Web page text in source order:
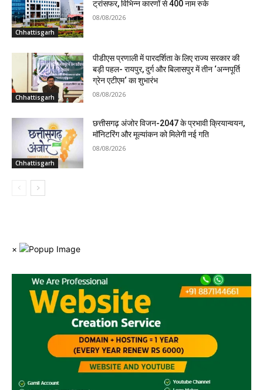
Chhattisgarh
ट्रांसफर, विभिन्न कारणों से 400 नाम रुके
08/08/2026
Chhattisgarh
पीडीएस प्रणाली में पारदर्शिता के लिए राज्य सरकार की
बड़ी पहल- रायपुर, दुर्ग और बिलासपुर में तीन ‘अन्नपूर्ति
ग्रेन एटीएम‘ का शुभारंभ
08/08/2026
Chhattisgarh
छत्तीसगढ़ अंजोर विजन-2047 के प्रभावी क्रियान्वयन,
मॉनिटरिंग और मूल्यांकन को मिलेगी नई गति
08/08/2026
×